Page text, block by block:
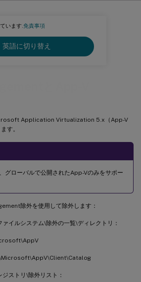
います.免責事項
英語に切り替え
Application Virtualization 5.x（App-V
す。
ローバルで公開されたApp-Vのみをサポー
除外を使用して除外します：
イルシステム\除外の一覧\ディレクトリ：
ストリ\除外リスト：